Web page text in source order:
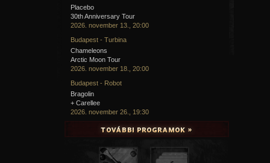
Placebo
30th Anniversary Tour
2026. november 13., 20:00
Budapest - Turbina
Chameleons
Arctic Moon Tour
2026. november 18., 20:00
Budapest - Robot
Bragolin
+ Carellee
2026. november 26., 19:30